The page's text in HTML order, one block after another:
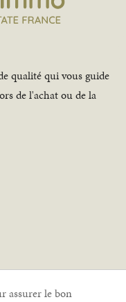
assurer le bon
qualité qui vous guide
de l'achat ou de la